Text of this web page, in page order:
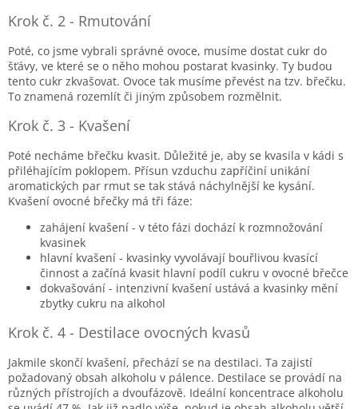
Krok č. 2 - Rmutování
Poté, co jsme vybrali správné ovoce, musíme dostat cukr do
šťávy, ve které se o něho mohou postarat kvasinky. Ty budou
tento cukr zkvašovat. Ovoce tak musíme převést na tzv. břečku.
To znamená rozemlít či jiným způsobem rozmělnit.
Krok č. 3 - Kvašení
Poté necháme břečku kvasit. Důležité je, aby se kvasila v kádi s
přiléhajícím poklopem. Přísun vzduchu zapříčiní unikání
aromatických par rmut se tak stává náchylnější ke kysání.
Kvašení ovocné břečky má tři fáze:
zahájení kvašení - v této fázi dochází k rozmnožování
kvasinek
hlavní kvašení - kvasinky vyvolávají bouřlivou kvasící
činnost a začíná kvasit hlavní podíl cukru v ovocné břečce
dokvašování - intenzivní kvašení ustává a kvasinky mění
zbytky cukru na alkohol
Krok č. 4 - Destilace ovocných kvasů
Jakmile skončí kvašení, přechází se na destilaci. Ta zajistí
požadovaný obsah alkoholu v pálence. Destilace se provádí na
různých přístrojích a dvoufázově. Ideální koncentrace alkoholu